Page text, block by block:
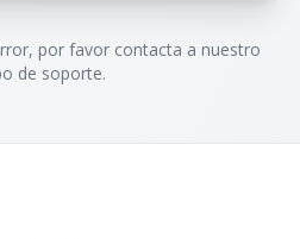
por favor contacta a nuestro
de soporte.